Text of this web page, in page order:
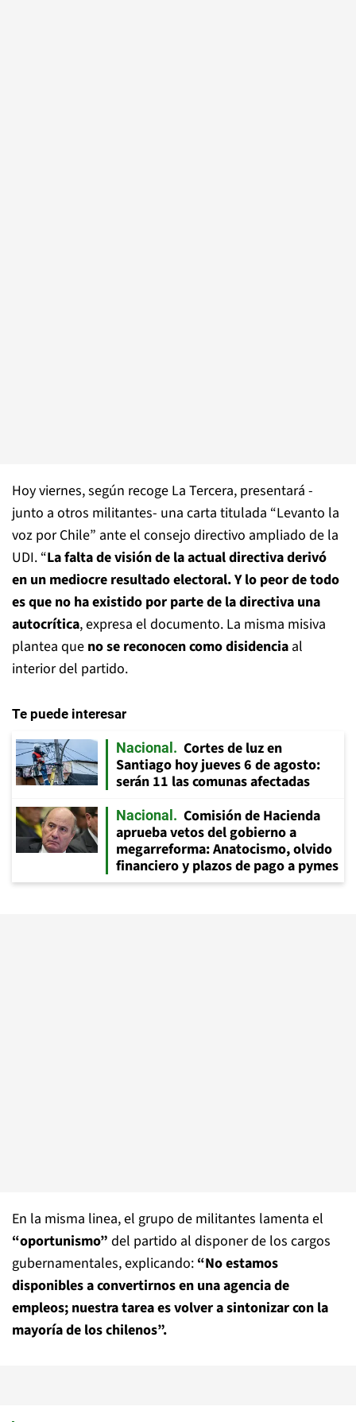
Hoy viernes, según recoge La Tercera, presentará -
junto a otros militantes- una carta titulada “Levanto la
voz por Chile” ante el consejo directivo ampliado de la
UDI. “La falta de visión de la actual directiva derivó
en un mediocre resultado electoral. Y lo peor de todo
es que no ha existido por parte de la directiva una
autocrítica, expresa el documento. La misma misiva
plantea que no se reconocen como disidencia al
interior del partido.
Te puede interesar
Nacional
Cortes de luz en
Santiago hoy jueves 6 de agosto:
serán 11 las comunas afectadas
Nacional
Comisión de Hacienda
aprueba vetos del gobierno a
megarreforma: Anatocismo, olvido
financiero y plazos de pago a pymes
En la misma linea, el grupo de militantes lamenta el
“oportunismo” del partido al disponer de los cargos
gubernamentales, explicando: “No estamos
disponibles a convertirnos en una agencia de
empleos; nuestra tarea es volver a sintonizar con la
mayoría de los chilenos”.